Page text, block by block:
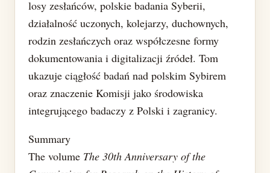
losy zesłańców, polskie badania Syberii,
działalność uczonych, kolejarzy, duchownych,
rodzin zesłańczych oraz współczesne formy
dokumentowania i digitalizacji źródeł. Tom
ukazuje ciągłość badań nad polskim Sybirem
oraz znaczenie Komisji jako środowiska
integrującego badaczy z Polski i zagranicy.
Summary
The volume The 30th Anniversary of the